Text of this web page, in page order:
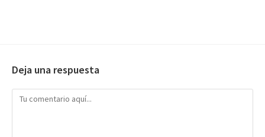
Deja una respuesta